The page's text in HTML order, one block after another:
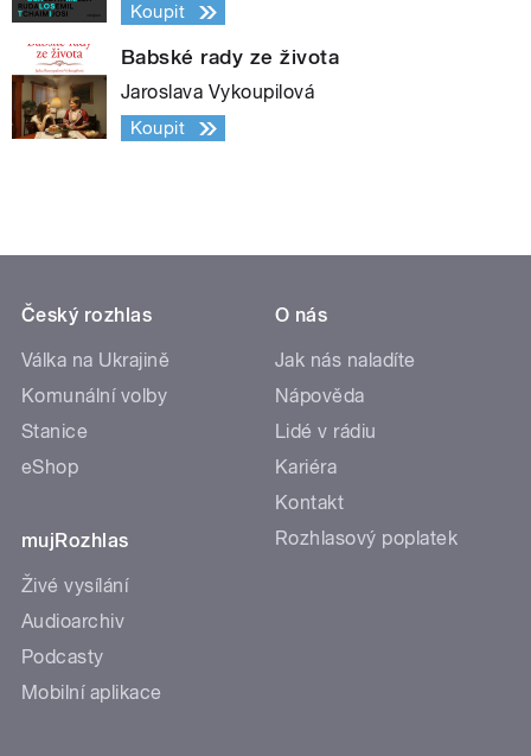
Koupit
Babské rady ze života
Jaroslava Vykoupilová
Koupit
Český rozhlas
Válka na Ukrajině
Komunální volby
Stanice
eShop
mujRozhlas
Živé vysílání
Audioarchiv
Podcasty
Mobilní aplikace
O nás
Jak nás naladíte
Nápověda
Lidé v rádiu
Kariéra
Kontakt
Rozhlasový poplatek